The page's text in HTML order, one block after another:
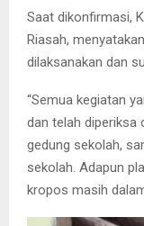
Saat dikonfirmasi,
Riasah,
dilaksanakan dan
“Semua kegiatan
dan telah diperiksa
gedung sekolah,
sekolah. Adapun
kropos masih